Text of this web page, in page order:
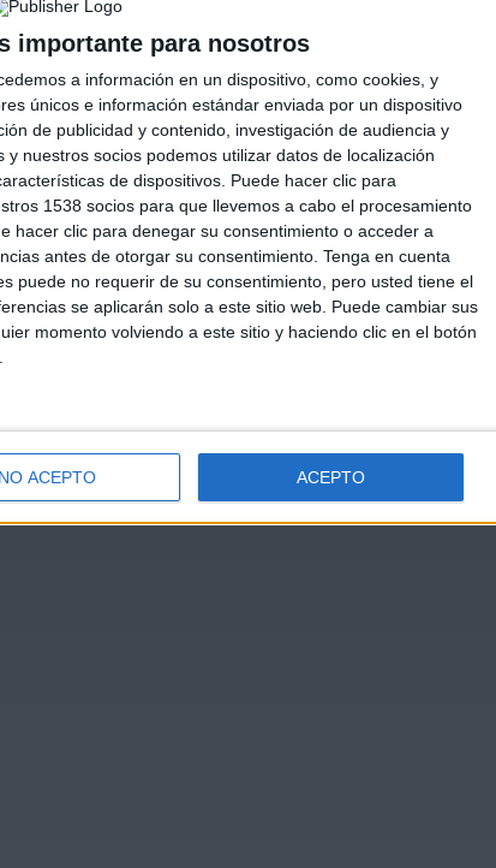
importante para nosotros
a información en un dispositivo, como cookies, y
únicos e información estándar enviada por un dispositivo
de publicidad y contenido, investigación de audiencia y
y nuestros socios podemos utilizar datos de localización
de dispositivos. Puede hacer clic para
1538 socios para que llevemos a cabo el procesamiento
hacer clic para denegar su consentimiento o acceder a
antes de otorgar su consentimiento. Tenga en cuenta
puede no requerir de su consentimiento, pero usted tiene el
se aplicarán solo a este sitio web. Puede cambiar sus
momento volviendo a este sitio y haciendo clic en el botón
NO ACEPTO ACEPTO